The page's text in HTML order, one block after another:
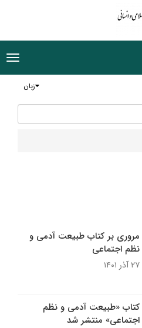
زبان
مروری بر کتاب طبیعت آدمی و
نظم اجتماعی
۲۷ آذر ۱۴۰۱
کتاب «طبیعت آدمی و نظم
اجتماعی» منتشر شد